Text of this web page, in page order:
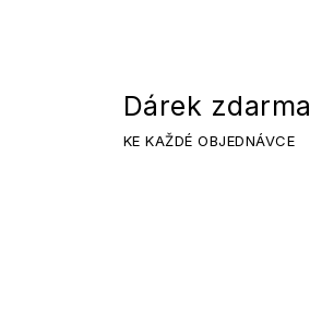
Dárek zdarma
KE KAŽDÉ OBJEDNÁVCE